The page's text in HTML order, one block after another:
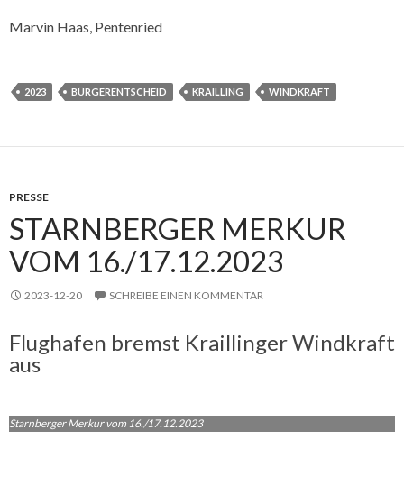
Marvin Haas, Pentenried
2023 BÜRGERENTSCHEID KRAILLING WINDKRAFT
PRESSE
STARNBERGER MERKUR
VOM 16./17.12.2023
2023-12-20 SCHREIBE EINEN KOMMENTAR
Flughafen bremst Kraillinger Windkraft
aus
Starnberger Merkur vom 16./17.12.2023